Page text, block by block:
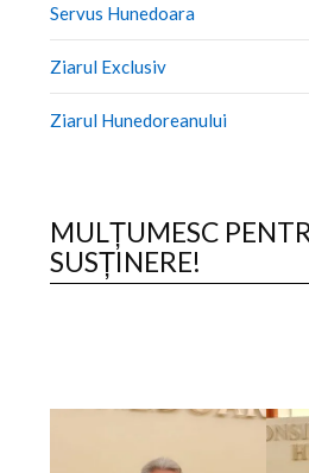
Servus Hunedoara
Ziarul Exclusiv
Ziarul Hunedoreanului
MULȚUMESC
SUSȚINERE!